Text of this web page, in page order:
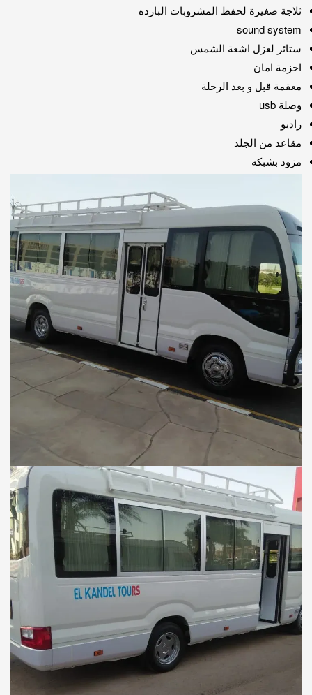
ثلاجة صغيرة لحفظ المشروبات البارده
sound system
ستائر لعزل اشعة الشمس
احزمة امان
معقمة قبل و بعد الرحلة
وصلة usb
راديو
مقاعد من الجلد
مزود بشبكه